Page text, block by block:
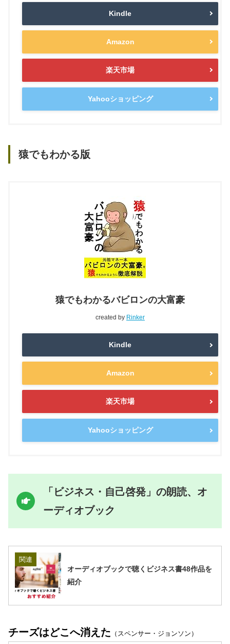
Kindle
Amazon
楽天市場
Yahooショッピング
猿でもわかる版
猿でもわかるバビロンの大富豪
created by Rinker
Kindle
Amazon
楽天市場
Yahooショッピング
「ビジネス・自己啓発」の朗読、オ
ーディオブック
関連
オーディオブックで聴くビジネス書48作品を
紹介
チーズはどこへ消えた （スペンサー・ジョンソン）